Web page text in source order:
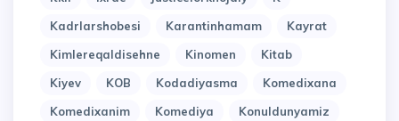
Kadrlarshobesi
Karantinhamam
Kayrat
Kimlereqaldisehne
Kinomen
Kitab
Kiyev
KOB Kodadiyasma
Komedixana
Komedixanim
Komediya
Konuldunyamiz